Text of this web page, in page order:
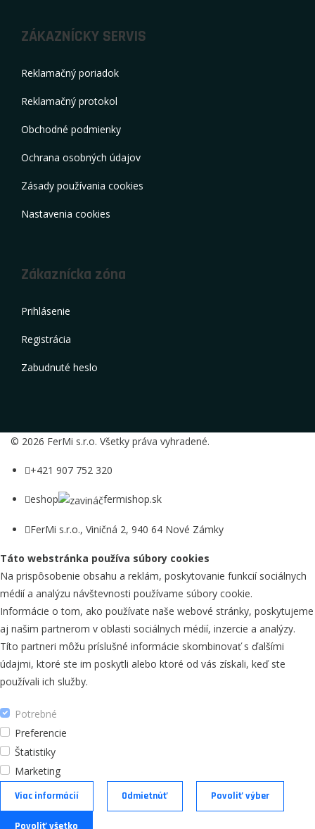
ZÁKAZNÍCKY SERVIS
Reklamačný poriadok
Reklamačný protokol
Obchodné podmienky
Ochrana osobných údajov
Zásady používania cookies
Nastavenia cookies
Zákaznícka zóna
Prihlásenie
Registrácia
Zabudnuté heslo
© 2026 FerMi s.r.o. Všetky práva vyhradené.
+421 907 752 320
eshop fermishop.sk
FerMi s.r.o., Viničná 2, 940 64 Nové Zámky
Táto webstránka používa súbory cookies
Na prispôsobenie obsahu a reklám, poskytovanie funkcií sociálnych
médií a analýzu návštevnosti používame súbory cookie.
Informácie o tom, ako používate naše webové stránky, poskytujeme
aj našim partnerom v oblasti sociálnych médií, inzercie a analýzy.
Títo partneri môžu príslušné informácie skombinovať s ďalšími
údajmi, ktoré ste im poskytli alebo ktoré od vás získali, keď ste
používali ich služby.
Potrebné
Preferencie
Štatistiky
Marketing
Viac informácií Odmietnúť Povoliť výber
Povoliť všetko